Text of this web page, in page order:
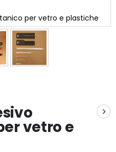
per vetro e plastiche
vetro e